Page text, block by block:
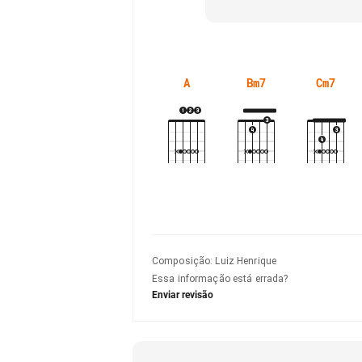
A Bm7 Cm7
Composição: Luiz Henrique
Essa informação está errada?
Enviar revisão